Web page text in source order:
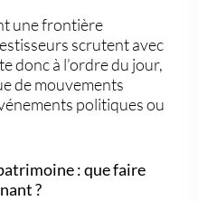
une frontière
scrutent avec
donc à l’ordre du jour,
de mouvements
politiques ou
: que faire
?